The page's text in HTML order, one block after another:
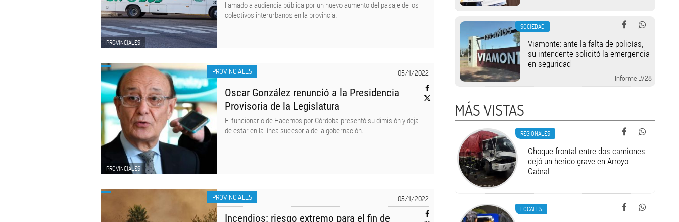
PROVINCIALES
llamado a audiencia pública por un nuevo aumento del pasaje de los
colectivos interurbanos en la provincia.
05/11/2022
PROVINCIALES
PROVINCIALES
Oscar González renunció a la Presidencia
Provisoria de la Legislatura
El funcionario de Hacemos por Córdoba presentó su dimisión y deja
de estar en la línea sucesoria de la gobernación.
05/11/2022
PROVINCIALES
Incendios: riesgo extremo para el fin de
SOCIEDAD
Viamonte: ante la falta de policías,
su intendente solicitó la emergencia
en seguridad
Informe LV28
MÁS VISTAS
REGIONALES
Choque frontal entre dos camiones
dejó un herido grave en Arroyo
Cabral
LOCALES